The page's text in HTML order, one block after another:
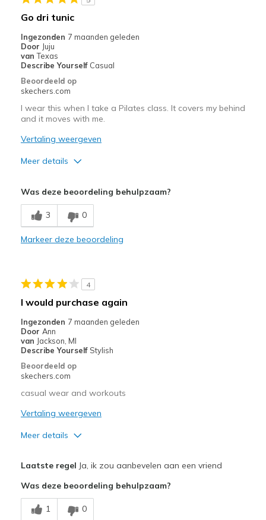
Go dri tunic
Ingezonden 7 maanden geleden
Door Juju
van Texas
Describe Yourself Casual
Beoordeeld op
skechers.com
I wear this when I take a Pilates class. It covers my behind
and it moves with me.
Vertaling weergeven
Meer details
Breathe Well
Comfortable
Stylish
Pilates
Sizing
Was deze beoordeling behulpzaam?
3 0
Markeer deze beoordeling
4
I would purchase again
Ingezonden 7 maanden geleden
Door Ann
van Jackson, MI
Describe Yourself Stylish
Beoordeeld op
skechers.com
casual wear and workouts
Vertaling weergeven
Meer details
Breathe Well
Laatste regel Ja, ik zou aanbevelen aan een vriend
Was deze beoordeling behulpzaam?
1 0